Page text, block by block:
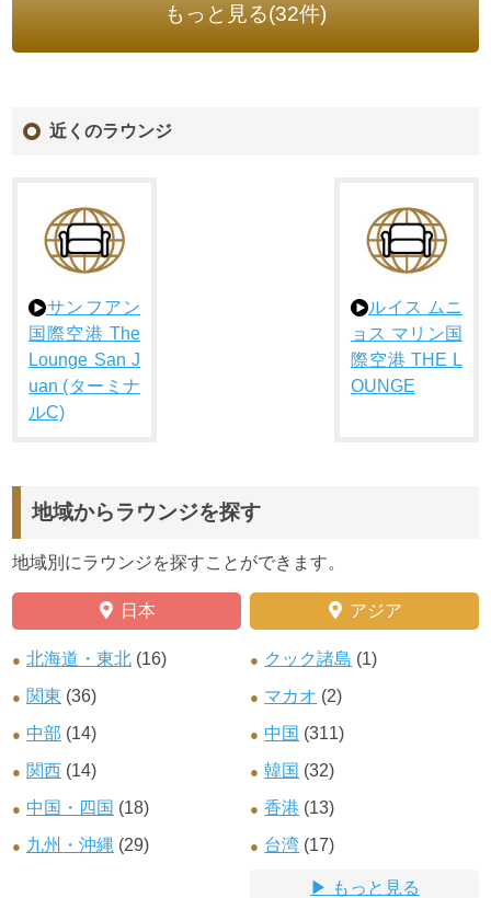
もっと見る(32件)
近くのラウンジ
サンフアン
国際空港 The
Lounge San J
uan (ターミナ
ルC)
ルイス ムニ
ョス マリン国
際空港 THE L
OUNGE
地域からラウンジを探す
地域別にラウンジを探すことができます。
日本
北海道・東北 (16)
関東 (36)
中部 (14)
関西 (14)
中国・四国 (18)
九州・沖縄 (29)
アジア
クック諸島 (1)
マカオ (2)
中国 (311)
韓国 (32)
香港 (13)
台湾 (17)
もっと見る